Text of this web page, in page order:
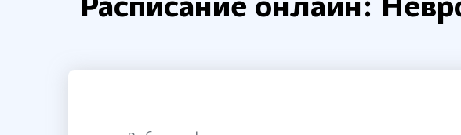
Расписание онлайн: